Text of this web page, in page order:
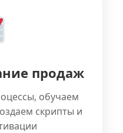
продаж
обучаем
скрипты и